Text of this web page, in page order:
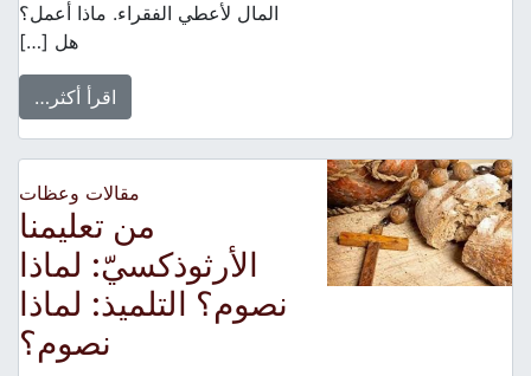
المال لأعطي الفقراء. ماذا أعمل؟
هل […]
اقرأ أكثر…
مقالات وعظات
من تعليمنا
الأرثوذكسيّ: لماذا
نصوم؟ التلميذ: لماذا
نصوم؟